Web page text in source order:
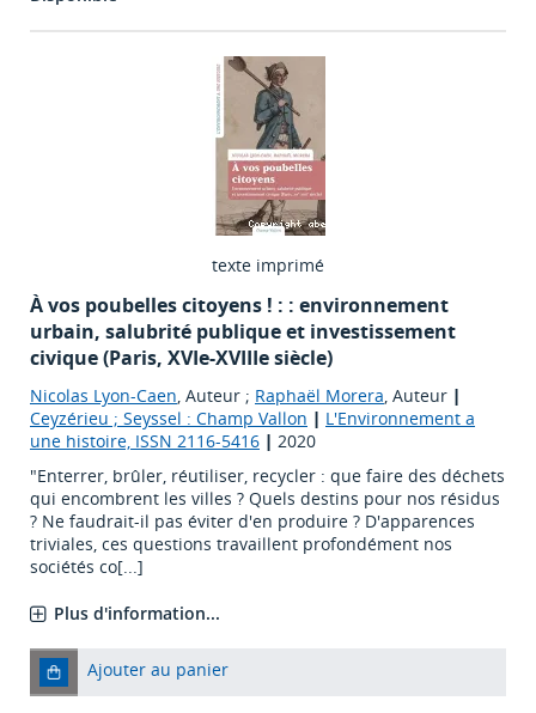
texte imprimé
À vos poubelles citoyens ! : : environnement
urbain, salubrité publique et investissement
civique (Paris, XVIe-XVIIIe siècle)
Nicolas Lyon-Caen, Auteur ; Raphaël Morera, Auteur |
Ceyzérieu ; Seyssel : Champ Vallon | L'Environnement a
une histoire, ISSN 2116-5416 | 2020
"Enterrer, brûler, réutiliser, recycler : que faire des déchets
qui encombrent les villes ? Quels destins pour nos résidus
? Ne faudrait-il pas éviter d'en produire ? D'apparences
triviales, ces questions travaillent profondément nos
sociétés co[...]
Plus d'information...
Ajouter au panier